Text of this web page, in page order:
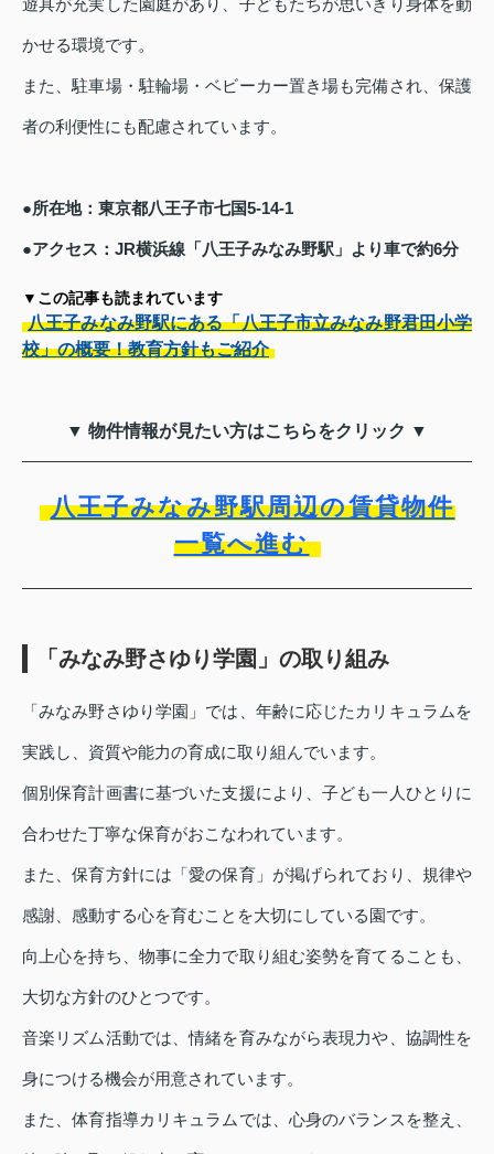
遊具が充実した園庭があり、子どもたちが思いきり身体を動
かせる環境です。
また、駐車場・駐輪場・ベビーカー置き場も完備され、保護
者の利便性にも配慮されています。
●所在地：東京都八王子市七国5-14-1
●アクセス：JR横浜線「八王子みなみ野駅」より車で約6分
▼この記事も読まれています
八王子みなみ野駅にある「八王子市立みなみ野君田小学
校」の概要！教育方針もご紹介
▼ 物件情報が見たい方はこちらをクリック ▼
八王子みなみ野駅周辺の賃貸物件
一覧へ進む
「みなみ野さゆり学園」の取り組み
「みなみ野さゆり学園」では、年齢に応じたカリキュラムを
実践し、資質や能力の育成に取り組んでいます。
個別保育計画書に基づいた支援により、子ども一人ひとりに
合わせた丁寧な保育がおこなわれています。
また、保育方針には「愛の保育」が掲げられており、規律や
感謝、感動する心を育むことを大切にしている園です。
向上心を持ち、物事に全力で取り組む姿勢を育てることも、
大切な方針のひとつです。
音楽リズム活動では、情緒を育みながら表現力や、協調性を
身につける機会が用意されています。
また、体育指導カリキュラムでは、心身のバランスを整え、